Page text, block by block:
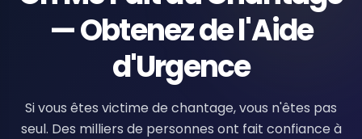
— Obtenez de l'Aide
d'Urgence
Si vous êtes victime de chantage, vous n'êtes pas
seul. Des milliers de personnes ont fait confiance à